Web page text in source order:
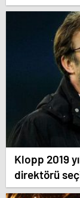
Klopp 2019
direktörü